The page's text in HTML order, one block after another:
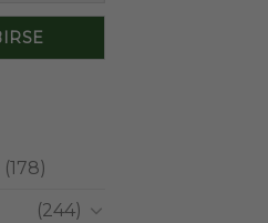
(178)
(244)